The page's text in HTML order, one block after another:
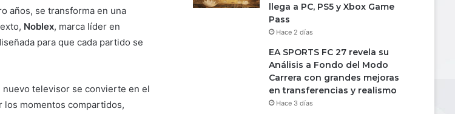
años, se transforma en una
Noblex, marca líder en
para que cada partido se
nuevo televisor se convierte en el
los momentos compartidos,
llega a PC, PS5 y Xbox Game
Pass
Hace 2 días
EA SPORTS FC 27 revela su
Análisis a Fondo del Modo
Carrera con grandes mejoras
en transferencias y realismo
Hace 3 días